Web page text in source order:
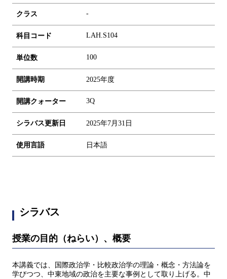
クラス -
科目コード LAH.S104
単位数 100
開講時期 2025年度
開講クォーター 3Q
シラバス更新日 2025年7月31日
使用言語 日本語
シラバス
授業の目的（ねらい）、概要
本講義では、国際政治学・比較政治学の理論・概念・方法論を
学びつつ、中東地域の政治を主要な事例として取り上げる。中